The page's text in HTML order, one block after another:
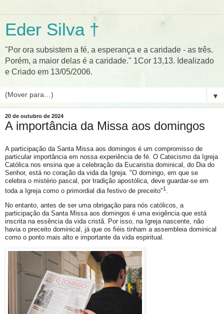
Eder Silva †
"Por ora subsistem a fé, a esperança e a caridade - as três.
Porém, a maior delas é a caridade." 1Cor 13,13. Idealizado
e Criado em 13/05/2006.
▼
20 de outubro de 2024
A importância da Missa aos domingos
A participação da Santa Missa aos domingos é um compromisso de
particular importância em nossa experiência de fé. O Catecismo da Igreja
Católica nos ensina que a celebração da Eucaristia dominical, do Dia do
Senhor, está no coração da vida da Igreja. "O domingo, em que se
celebra o mistério pascal, por tradição apostólica, deve guardar-se em
toda a Igreja como o primordial dia festivo de preceito"1 .
No entanto, antes de ser uma obrigação para nós católicos, a
participação da Santa Missa aos domingos é uma exigência que está
inscrita na essência da vida cristã. Por isso, na Igreja nascente, não
havia o preceito dominical, já que os fiéis tinham a assembleia dominical
como o ponto mais alto e importante da vida espiritual.